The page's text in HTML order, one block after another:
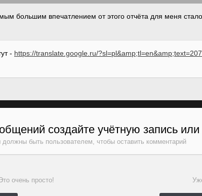
большим впечатлением от этого отчёта для меня
- https://translate.google.ru/
создайте учётную запись или
должны быть пользователем, чтобы оставить комментарий
очень просто!